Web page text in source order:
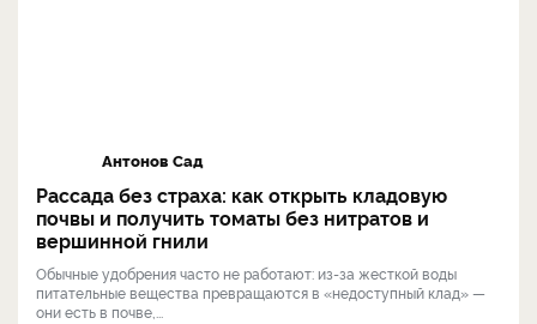
Антонов Сад
Рассада без страха: как открыть кладовую
почвы и получить томаты без нитратов и
вершинной гнили
Обычные удобрения часто не работают: из-за жесткой воды
питательные вещества превращаются в «недоступный клад» —
они есть в почве,...